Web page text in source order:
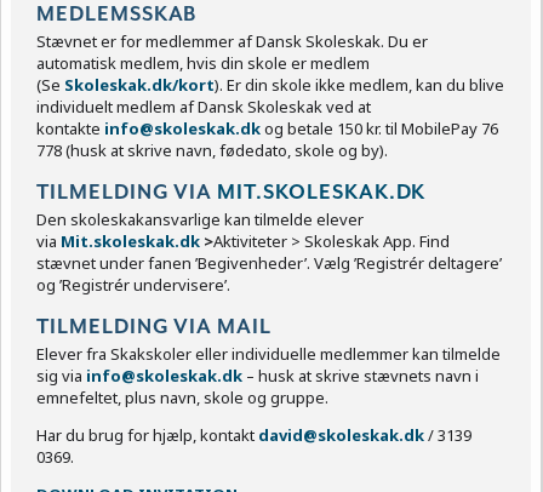
MEDLEMSSKAB
Stævnet er for medlemmer af Dansk Skoleskak. Du er
automatisk medlem, hvis din skole er medlem
(Se Skoleskak.dk/kort). Er din skole ikke medlem, kan du blive
individuelt medlem af Dansk Skoleskak ved at
kontakte info@skoleskak.dkog betale 150 kr. til MobilePay 76
778 (husk at skrive navn, fødedato, skole og by).
TILMELDING VIA MIT.SKOLESKAK.DK
Den skoleskakansvarlige kan tilmelde elever
via Mit.skoleskak.dk >Aktiviteter > Skoleskak App. Find
stævnet under fanen ’Begivenheder’. Vælg ’Registrér deltagere’
og ’Registrér undervisere’.
TILMELDING VIA MAIL
Elever fra Skakskoler eller individuelle medlemmer kan tilmelde
sig via info@skoleskak.dk – husk at skrive stævnets navn i
emnefeltet, plus navn, skole og gruppe.
Har du brug for hjælp, kontakt david@skoleskak.dk/ 3139
0369.